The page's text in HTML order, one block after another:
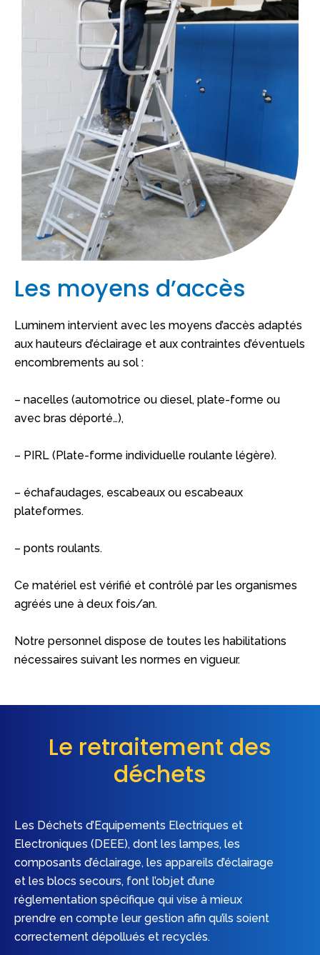
Les moyens d’accès
Luminem intervient avec les moyens d’accès adaptés
aux hauteurs d’éclairage et aux contraintes d’éventuels
encombrements au sol :
– nacelles (automotrice ou diesel, plate-forme ou
avec bras déporté…),
– PIRL (Plate-forme individuelle roulante légère).
– échafaudages, escabeaux ou escabeaux
plateformes.
– ponts roulants.
Ce matériel est vérifié et contrôlé par les organismes
agréés une à deux fois/an.
Notre personnel dispose de toutes les habilitations
nécessaires suivant les normes en vigueur.
Le retraitement des
déchets
Les Déchets d’Equipements Electriques et
Electroniques (DEEE), dont les lampes, les
composants d’éclairage, les appareils d’éclairage
et les blocs secours, font l’objet d’une
réglementation spécifique qui vise à mieux
prendre en compte leur gestion afin qu’ils soient
correctement dépollués et recyclés.